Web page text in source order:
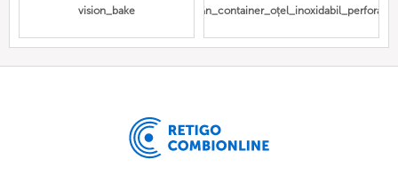
vision_bake Gn_container_oțel_inoxidabil_perforat